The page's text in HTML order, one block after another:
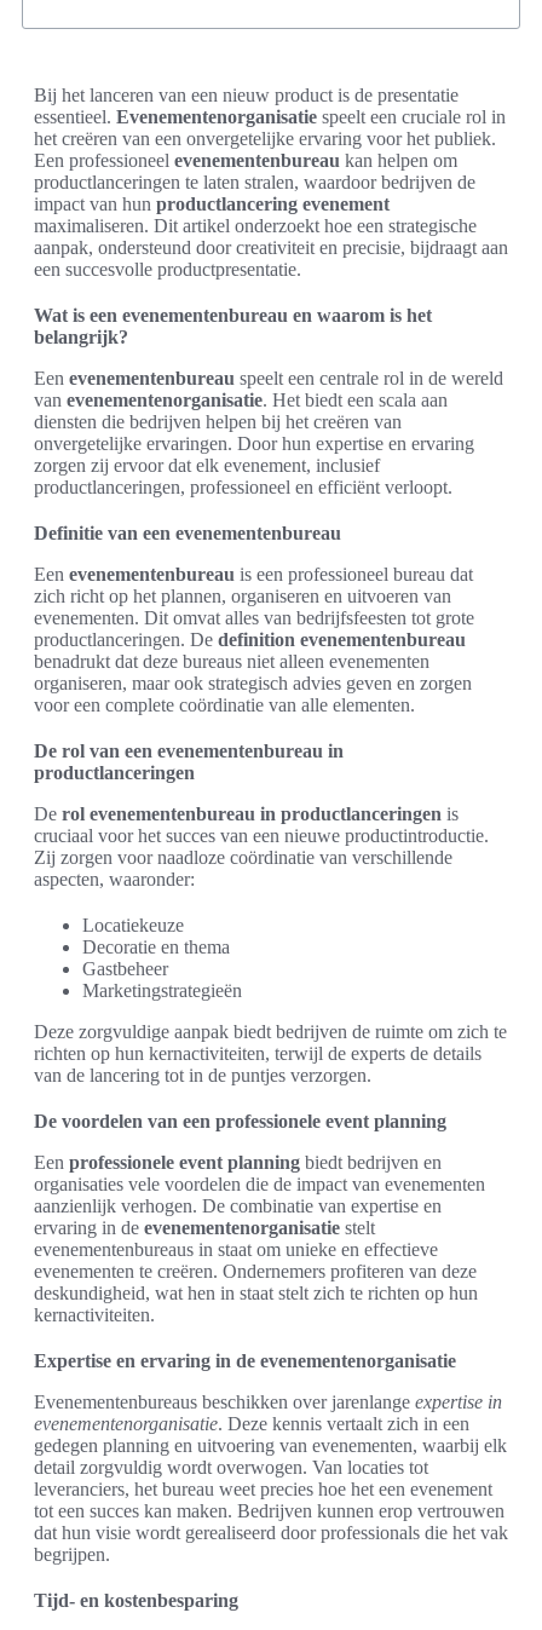
Bij het lanceren van een nieuw product is de presentatie
essentieel. Evenementenorganisatie speelt een cruciale rol in
het creëren van een onvergetelijke ervaring voor het publiek.
Een professioneel evenementenbureau kan helpen om
productlanceringen te laten stralen, waardoor bedrijven de
impact van hun productlancering evenement
maximaliseren. Dit artikel onderzoekt hoe een strategische
aanpak, ondersteund door creativiteit en precisie, bijdraagt aan
een succesvolle productpresentatie.
Wat is een evenementenbureau en waarom is het
belangrijk?
Een evenementenbureau speelt een centrale rol in de wereld
van evenementenorganisatie. Het biedt een scala aan
diensten die bedrijven helpen bij het creëren van
onvergetelijke ervaringen. Door hun expertise en ervaring
zorgen zij ervoor dat elk evenement, inclusief
productlanceringen, professioneel en efficiënt verloopt.
Definitie van een evenementenbureau
Een evenementenbureau is een professioneel bureau dat
zich richt op het plannen, organiseren en uitvoeren van
evenementen. Dit omvat alles van bedrijfsfeesten tot grote
productlanceringen. De definition evenementenbureau
benadrukt dat deze bureaus niet alleen evenementen
organiseren, maar ook strategisch advies geven en zorgen
voor een complete coördinatie van alle elementen.
De rol van een evenementenbureau in
productlanceringen
De rol evenementenbureau in productlanceringen is
cruciaal voor het succes van een nieuwe productintroductie.
Zij zorgen voor naadloze coördinatie van verschillende
aspecten, waaronder:
Locatiekeuze
Decoratie en thema
Gastbeheer
Marketingstrategieën
Deze zorgvuldige aanpak biedt bedrijven de ruimte om zich te
richten op hun kernactiviteiten, terwijl de experts de details
van de lancering tot in de puntjes verzorgen.
De voordelen van een professionele event planning
Een professionele event planning biedt bedrijven en
organisaties vele voordelen die de impact van evenementen
aanzienlijk verhogen. De combinatie van expertise en
ervaring in de evenementenorganisatie stelt
evenementenbureaus in staat om unieke en effectieve
evenementen te creëren. Ondernemers profiteren van deze
deskundigheid, wat hen in staat stelt zich te richten op hun
kernactiviteiten.
Expertise en ervaring in de evenementenorganisatie
Evenementenbureaus beschikken over jarenlange expertise in
evenementenorganisatie. Deze kennis vertaalt zich in een
gedegen planning en uitvoering van evenementen, waarbij elk
detail zorgvuldig wordt overwogen. Van locaties tot
leveranciers, het bureau weet precies hoe het een evenement
tot een succes kan maken. Bedrijven kunnen erop vertrouwen
dat hun visie wordt gerealiseerd door professionals die het vak
begrijpen.
Tijd- en kostenbesparing